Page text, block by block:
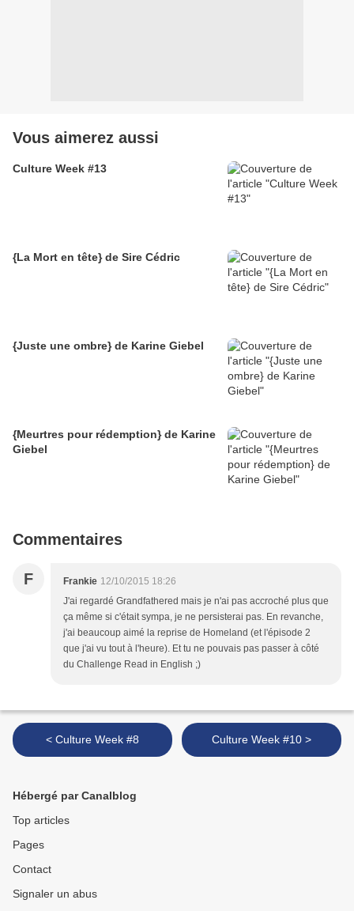
Vous aimerez aussi
Culture Week #13
{La Mort en tête} de Sire Cédric
{Juste une ombre} de Karine Giebel
{Meurtres pour rédemption} de Karine
Giebel
Commentaires
F Frankie 12/10/2015 18:26
J'ai regardé Grandfathered mais je n'ai pas accroché plus que
ça même si c'était sympa, je ne persisterai pas. En revanche,
j'ai beaucoup aimé la reprise de Homeland (et l'épisode 2
que j'ai vu tout à l'heure). Et tu ne pouvais pas passer à côté
du Challenge Read in English ;)
< Culture Week #8 Culture Week #10 >
Hébergé par Canalblog
Top articles
Pages
Contact
Signaler un abus